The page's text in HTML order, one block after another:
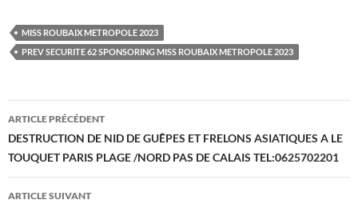
MISS ROUBAIX METROPOLE 2023
PREV SECURITE 62 SPONSORING MISS ROUBAIX METROPOLE 2023
Navigation
des
articles
ARTICLE PRÉCÉDENT
DESTRUCTION DE NID DE GUÊPES ET FRELONS ASIATIQUES A LE
TOUQUET PARIS PLAGE /NORD PAS DE CALAIS TEL:0625702201
ARTICLE SUIVANT